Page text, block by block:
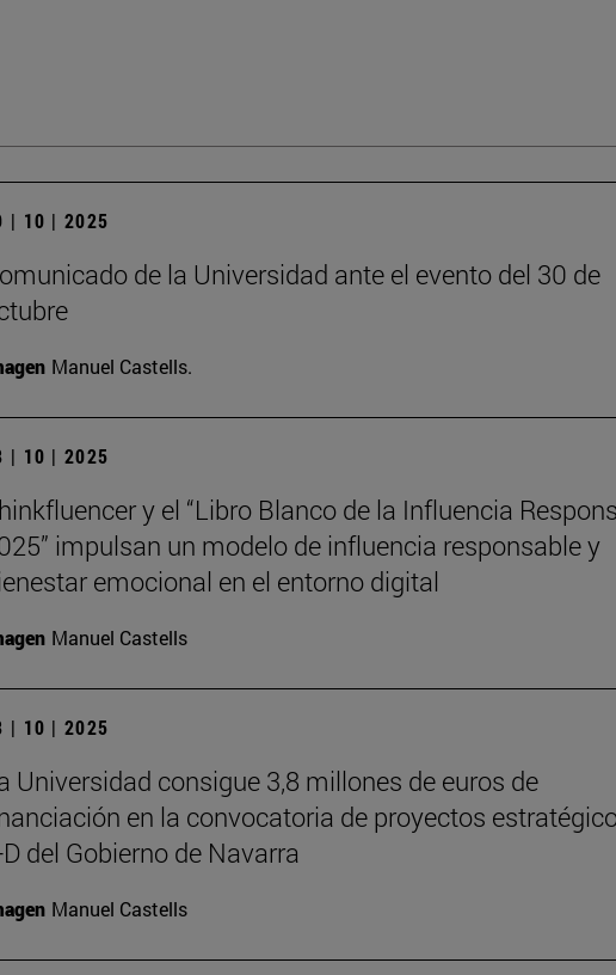
| 10 | 2025
de la Universidad ante el evento del 30 de
Manuel Castells.
| 10 | 2025
y el “Libro Blanco de la Influencia
impulsan un modelo de influencia responsable y
emocional en el entorno digital
Manuel Castells
| 10 | 2025
Universidad consigue 3,8 millones de euros de
en la convocatoria de proyectos
del Gobierno de Navarra
Manuel Castells